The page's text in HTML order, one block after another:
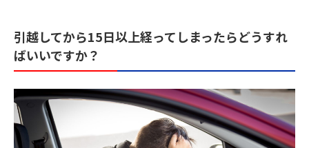
引越してから15日以上経ってしまったらどうすれ
ばいいですか？